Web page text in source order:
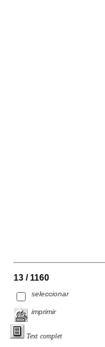
13 / 1160
seleccionar
imprimir
Text complet